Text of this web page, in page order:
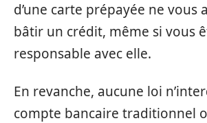
d’une carte prépayée ne vous
bâtir un crédit, même si vous
responsable avec elle.
En revanche, aucune loi
compte bancaire traditionnel